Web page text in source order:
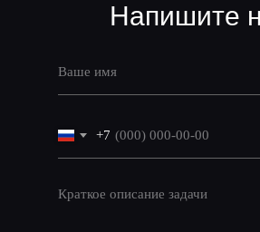
Напишите
+7